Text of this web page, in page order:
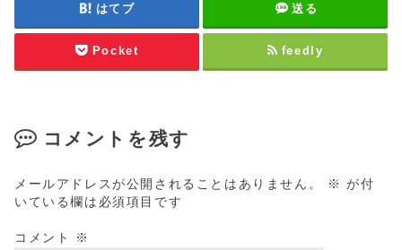
はてブ 送る
Pocket feedly
コメントを残す
メールアドレスが公開されることはありません。 ※ が付
いている欄は必須項目です
コメント ※